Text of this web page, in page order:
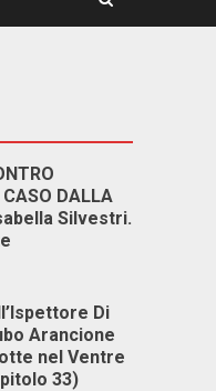
CASO DALLA
Silvestri.
Di
Arancione
nel Ventre
33)